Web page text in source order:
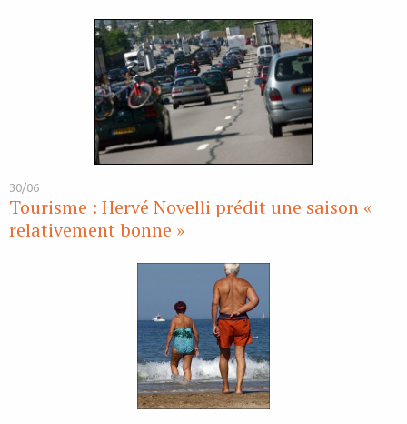
30/06
Tourisme : Hervé Novelli prédit une saison «
relativement bonne »